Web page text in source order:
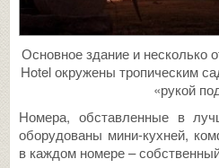
Основное здание и несколько
Hotel окружены тропическим
«рукой
Номера, обставленные в
оборудованы мини-кухней,
в каждом номере –